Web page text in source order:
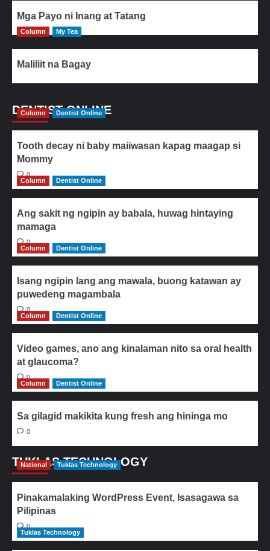
Mga Payo ni Inang at Tatang
Column My Tea
Maliliit na Bagay
DENTIST ONLINE
Column Dentist Online
Tooth decay ni baby maiiwasan kapag maagap si
Mommy
0
Column
Dentist Online
Ang sakit ng ngipin ay babala, huwag hintaying
mamaga
0
Column
Dentist Online
Isang ngipin lang ang mawala, buong katawan ay
puwedeng magambala
0
Column
Dentist Online
Video games, ano ang kinalaman nito sa oral health
at glaucoma?
0
Column
Dentist Online
Sa gilagid makikita kung fresh ang hininga mo
0
TUKLAS TECHNOLOGY
National Tuklas Technology
Pinakamalaking WordPress Event, Isasagawa sa
Pilipinas
0
Tuklas Technology